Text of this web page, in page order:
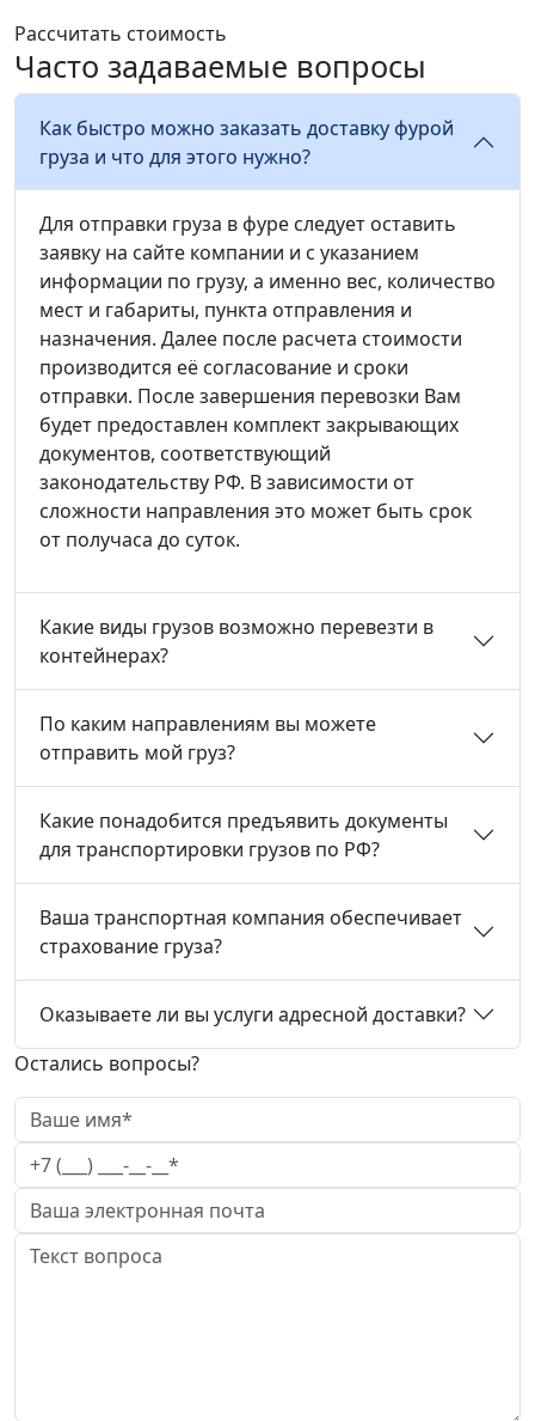
Рассчитать стоимость
Часто задаваемые вопросы
Как быстро можно заказать доставку фурой
груза и что для этого нужно?
Для отправки груза в фуре следует оставить
заявку на сайте компании и с указанием
информации по грузу, а именно вес, количество
мест и габариты, пункта отправления и
назначения. Далее после расчета стоимости
производится её согласование и сроки
отправки. После завершения перевозки Вам
будет предоставлен комплект закрывающих
документов, соответствующий
законодательству РФ. В зависимости от
сложности направления это может быть срок
от получаса до суток.
Какие виды грузов возможно перевезти в
контейнерах?
По каким направлениям вы можете
отправить мой груз?
Какие понадобится предъявить документы
для транспортировки грузов по РФ?
Ваша транспортная компания обеспечивает
страхование груза?
Оказываете ли вы услуги адресной доставки?
Остались вопросы?